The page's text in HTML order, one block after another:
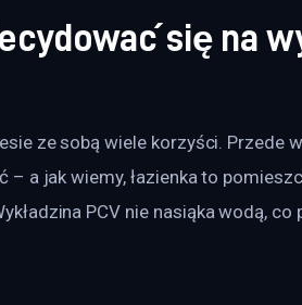
się na
ze sobą wiele korzyści. Przede
– a jak wiemy, łazienka to
PCV nie nasiąka wodą, co